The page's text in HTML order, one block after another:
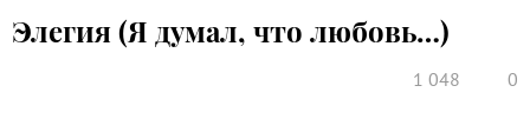
Элегия (Я думал, что любовь…)
1 048 0